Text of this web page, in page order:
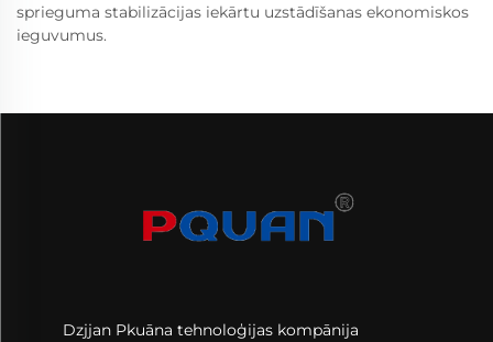
sprieguma stabilizācijas iekārtu uzstādīšanas ekonomiskos
ieguvumus.
Dzjjan Pkuāna tehnoloģijas kompānija